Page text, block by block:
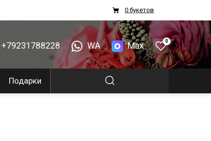
0 букетов
+79231788228 WA Max 0
Подарки